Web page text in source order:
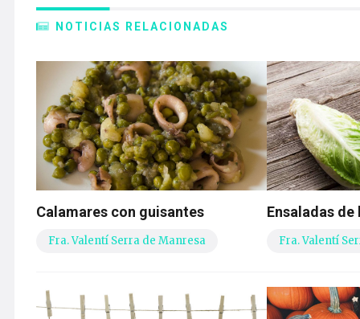
NOTICIAS RELACIONADAS
Calamares con guisantes
Fra. Valentí Serra de Manresa
Ensaladas de
Fra. Valentí